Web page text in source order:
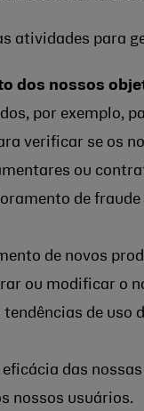
atividades para
dos nossos
por exemplo,
verificar se os
ou
de
de novos
ou modificar o
de uso
das
nossos usuários.